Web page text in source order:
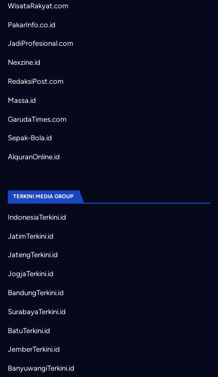
WisataRakyat.com
PakarInfo.co.id
JadiProfesional.com
Nexzine.id
RedaksiPost.com
Massa.id
GarudaTimes.com
Sepak-Bola.id
AlquranOnline.id
TERKINI MEDIA GROUP
IndonesiaTerkini.id
JatimTerkini.id
JatengTerkini.id
JogjaTerkini.id
BandungTerkini.id
SurabayaTerkini.id
BatuTerkini.id
JemberTerkini.id
BanyuwangiTerkini.id